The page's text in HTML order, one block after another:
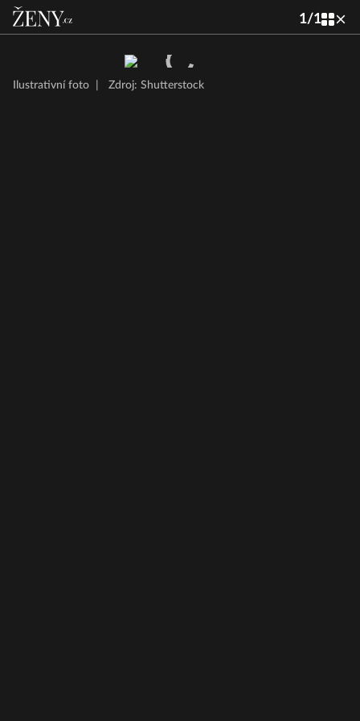
1/1
Ilustrativní foto Zdroj: Shutterstock